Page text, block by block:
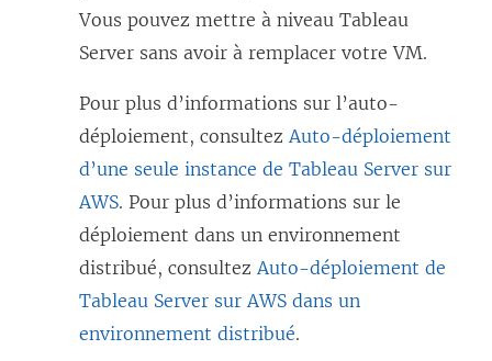
Vous pouvez mettre à niveau Tableau
Server sans avoir à remplacer votre VM.
Pour plus d’informations sur l’auto-
déploiement, consultezAuto-déploiement
d’une seule instance de Tableau Server sur
AWS. Pour plus d’informations sur le
déploiement dans un environnement
distribué, consultezAuto-déploiement de
Tableau Server sur AWS dans un
environnement distribué.